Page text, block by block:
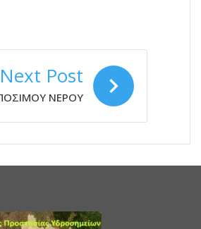
Next Post
ΝΕΡΟΥ